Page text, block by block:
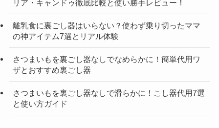
リア・キャンドゥ徹底比較と使い勝手レビュー！
離乳食に裏ごし器はいらない？使わず乗り切ったママ
の神アイテム7選とリアル体験
さつまいもを裏ごし器なしでなめらかに！簡単代用ワ
ザとおすすめ裏ごし器
さつまいもを裏ごし器なしで滑らかに！こし器代用7選
と使い方ガイド